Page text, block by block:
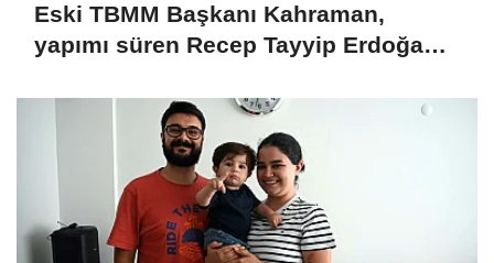
Eski TBMM Başkanı Kahraman,
yapımı süren Recep Tayyip Erdoğan